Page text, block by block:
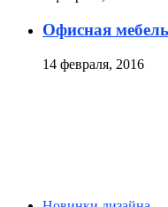
Офисная
14 февраля, 2016